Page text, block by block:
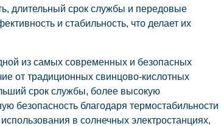
длительный срок службы и передовые
и стабильность, что делает их
из самых современных и безопасных
от традиционных свинцово-кислотных
срок службы, более высокую
безопасность благодаря термостабильности
в солнечных электростанциях,